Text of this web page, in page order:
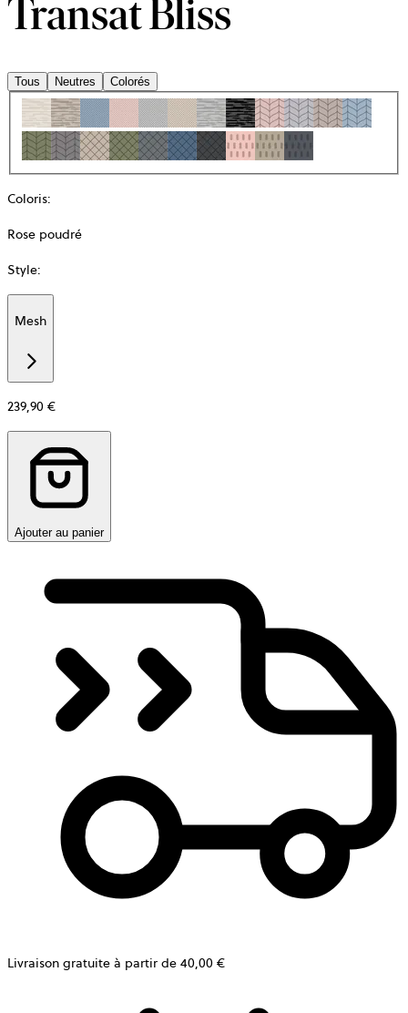
Transat Bliss
Tous Neutres Colorés
Coloris:
Rose poudré
Style:
Mesh
about
239,90 €
Ajouter au panier
Livraison gratuite à partir de 40,00 €